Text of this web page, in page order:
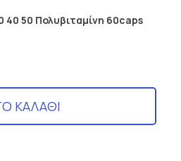
40 50 Πολυβιταμίνη 60caps
ΚΑΛΑΘΙ